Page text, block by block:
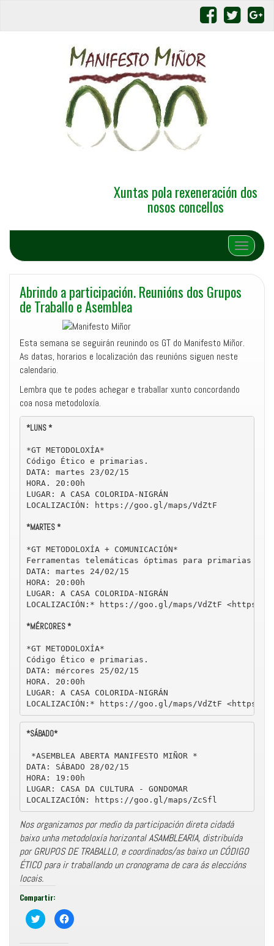
Xuntas pola rexeneración dos
nosos concellos
Alternar
Abrindo a participación. Reunións dos Grupos
de Traballo e Asemblea
Esta semana se seguirán reunindo os GT do Manifesto Miñor.
As datas, horarios e localización das reunións siguen neste
calendario.
Lembra que te podes achegar e traballar xunto concordando
coa nosa metodoloxía.
*LUNS *
*GT METODOLOXÍA*
Código Ético e primarias.
DATA: martes 23/02/15
HORA. 20:00h
LUGAR: A CASA COLORIDA-NIGRÁN
LOCALIZACIÓN: https://goo.gl/maps/VdZtF
*MARTES *
*GT METODOLOXÍA + COMUNICACIÓN*
Ferramentas telemáticas óptimas para primarias
DATA: martes 24/02/15
HORA: 20:00h
LUGAR: A CASA COLORIDA-NIGRÁN
LOCALIZACIÓN:* https://goo.gl/maps/VdZtF <https://
*MÉRCORES *
*GT METODOLOXÍA*
Código Ético e primarias.
DATA: mércores 25/02/15
HORA. 20:00h
LUGAR: A CASA COLORIDA-NIGRÁN
LOCALIZACIÓN:* https://goo.gl/maps/VdZtF <https://
*SÁBADO*
*ASEMBLEA ABERTA MANIFESTO MIÑOR *
DATA: SÁBADO 28/02/15
HORA: 19:00h
LUGAR: CASA DA CULTURA - GONDOMAR
LOCALIZACIÓN: https://goo.gl/maps/ZcSfl
Nos organizamos por medio da participación direta cidadá
baixo unha metodoloxía horizontal ASAMBLEARIA, distribuída
por GRUPOS DE TRABALLO, e coordinados/as baixo un CÓDIGO
ÉTICO para ir traballando un cronograma de cara ás eleccións
locais.
Compartir:
C
o
F
e